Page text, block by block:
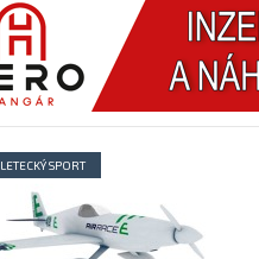
LETECKÝ SPORT